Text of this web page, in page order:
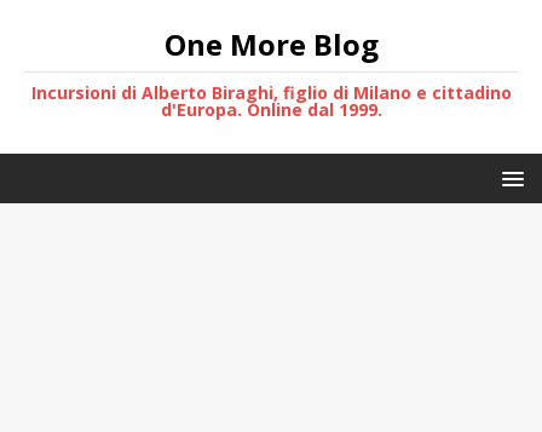
One More Blog
Incursioni di Alberto Biraghi, figlio di Milano e cittadino
d'Europa. Online dal 1999.